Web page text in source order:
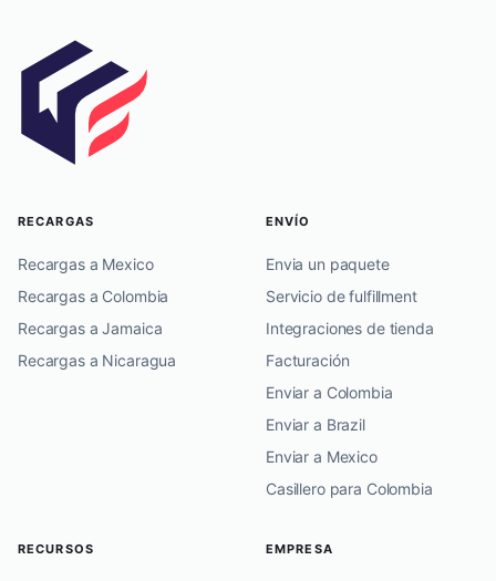
RECARGAS
Recargas a Mexico
Recargas a Colombia
Recargas a Jamaica
Recargas a Nicaragua
ENVÍO
Envia un paquete
Servicio de fulfillment
Integraciones de tienda
Facturación
Enviar a Colombia
Enviar a Brazil
Enviar a Mexico
Casillero para Colombia
RECURSOS EMPRESA